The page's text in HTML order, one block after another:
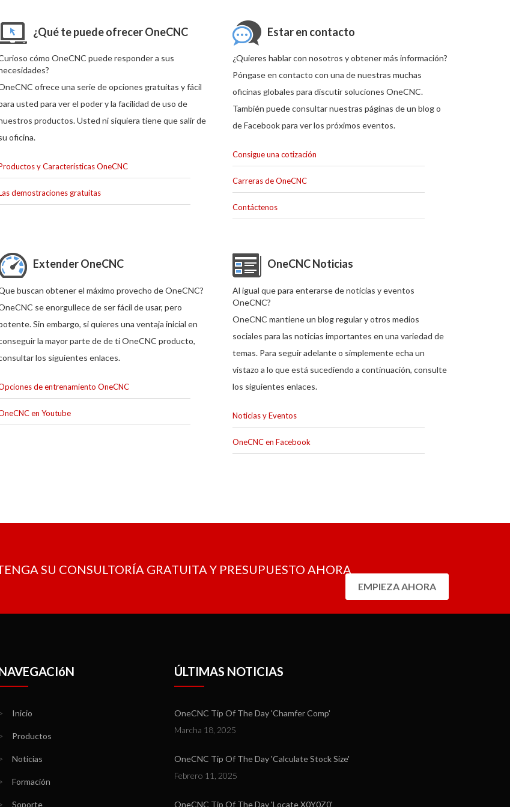
¿Qué te puede ofrecer OneCNC
cómo OneCNC puede responder a sus
ofrece una serie de opciones gratuitas y fácil
usted para ver el poder y la facilidad de uso de
productos. Usted ni siquiera tiene que salir de
oficina.
y Características OneCNC
demostraciones gratuitas
Estar en contacto
¿Quieres hablar con nosotros y obtener más información?
Póngase en contacto con una de nuestras muchas
oficinas globales para discutir soluciones OneCNC.
También puede consultar nuestras páginas de un blog o
de Facebook para ver los próximos eventos.
Consigue una cotización
Carreras de OneCNC
Contáctenos
Extender OneCNC
buscan obtener el máximo provecho de OneCNC?
se enorgullece de ser fácil de usar, pero
Sin embargo, si quieres una ventaja inicial en
la mayor parte de de ti OneCNC producto,
los siguientes enlaces.
de entrenamiento OneCNC
en Youtube
OneCNC Noticias
Al igual que para enterarse de noticias y eventos
OneCNC?
OneCNC mantiene un blog regular y otros medios
sociales para las noticias importantes en una variedad de
temas. Para seguir adelante o simplemente echa un
vistazo a lo que está sucediendo a continuación, consulte
los siguientes enlaces.
Noticias y Eventos
OneCNC en Facebook
SU CONSULTORÍA GRATUITA Y PRESUPUESTO AHORA
EMPIEZA AHORA
> Inicio
> Productos
> Noticias
> Formación
> Soporte
ÚLTIMAS NOTICIAS
OneCNC Tip Of The Day 'Chamfer Comp'
Marcha 18, 2025
OneCNC Tip Of The Day 'Calculate Stock Size'
Febrero 11, 2025
OneCNC Tip Of The Day 'Locate X0Y0Z0'